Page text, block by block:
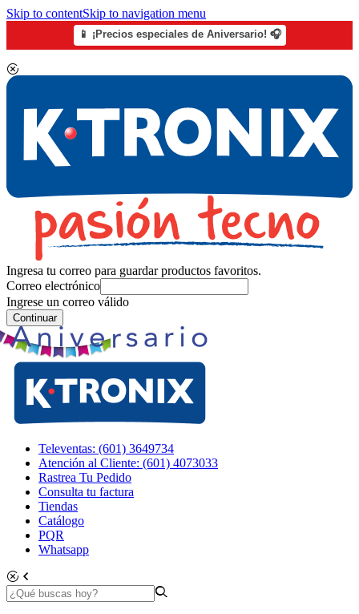
Skip to contentSkip to navigation menu
📱 ¡Precios especiales de Aniversario! 🎧
Ingresa tu correo para guardar productos favoritos.
Correo electrónico
Ingrese un correo válido
Continuar
Televentas: (601) 3649734
Atención al Cliente: (601) 4073033
Rastrea Tu Pedido
Consulta tu factura
Tiendas
Catálogo
PQR
Whatsapp